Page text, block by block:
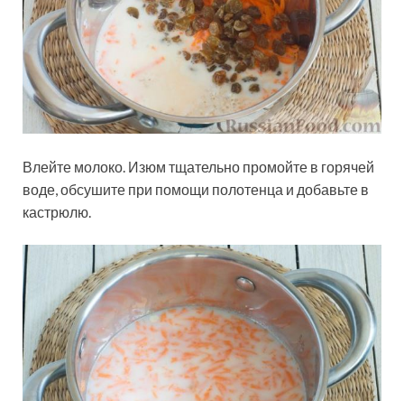
Влейте молоко. Изюм тщательно промойте в горячей
воде, обсушите при помощи полотенца и добавьте в
кастрюлю.